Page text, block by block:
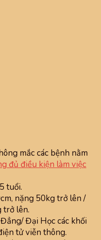
mắc các bệnh nằm
đủ điều kiện làm việc
tuổi.
nặng 50kg trở lên /
trở lên.
Đại Học các khối
tử viễn thông.